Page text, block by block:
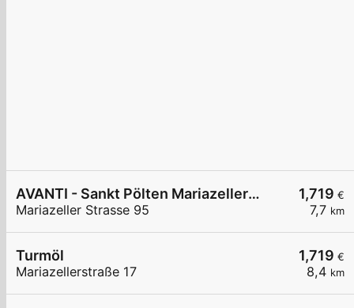
1,719 €
7,7 km
AVANTI - Sankt Pölten Mariazeller Straße 95
Mariazeller Strasse 95
1,719 €
8,4 km
Turmöl
Mariazellerstraße 17